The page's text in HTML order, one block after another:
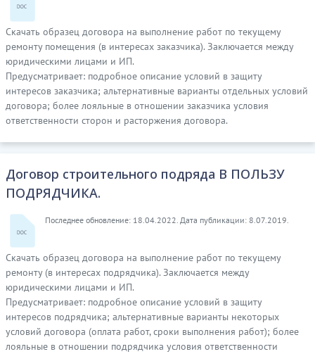
Скачать образец договора на выполнение работ по текущему
ремонту помещения (в интересах заказчика). Заключается между
юридическими лицами и ИП.
Предусматривает: подробное описание условий в защиту
интересов заказчика; альтернативные варианты отдельных условий
договора; более лояльные в отношении заказчика условия
ответственности сторон и расторжения договора.
Договор строительного подряда В ПОЛЬЗУ
ПОДРЯДЧИКА.
Последнее обновление: 18.04.2022. Дата публикации: 8.07.2019.
Скачать образец договора на выполнение работ по текущему
ремонту (в интересах подрядчика). Заключается между
юридическими лицами и ИП.
Предусматривает: подробное описание условий в защиту
интересов подрядчика; альтернативные варианты некоторых
условий договора (оплата работ, сроки выполнения работ); более
лояльные в отношении подрядчика условия ответственности